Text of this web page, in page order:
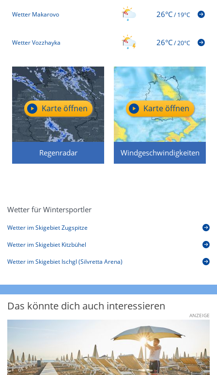
Wetter Makarovo 26°C/19°C
Wetter Vozzhayka 26°C/20°C
Regenradar
Karte öffnen
Windgeschwindigkeiten
Karte öffnen
Wetter für Wintersportler
Wetter im Skigebiet Zugspitze
Wetter im Skigebiet Kitzbühel
Wetter im Skigebiet Ischgl (Silvretta Arena)
Das könnte dich auch interessieren
ANZEIGE